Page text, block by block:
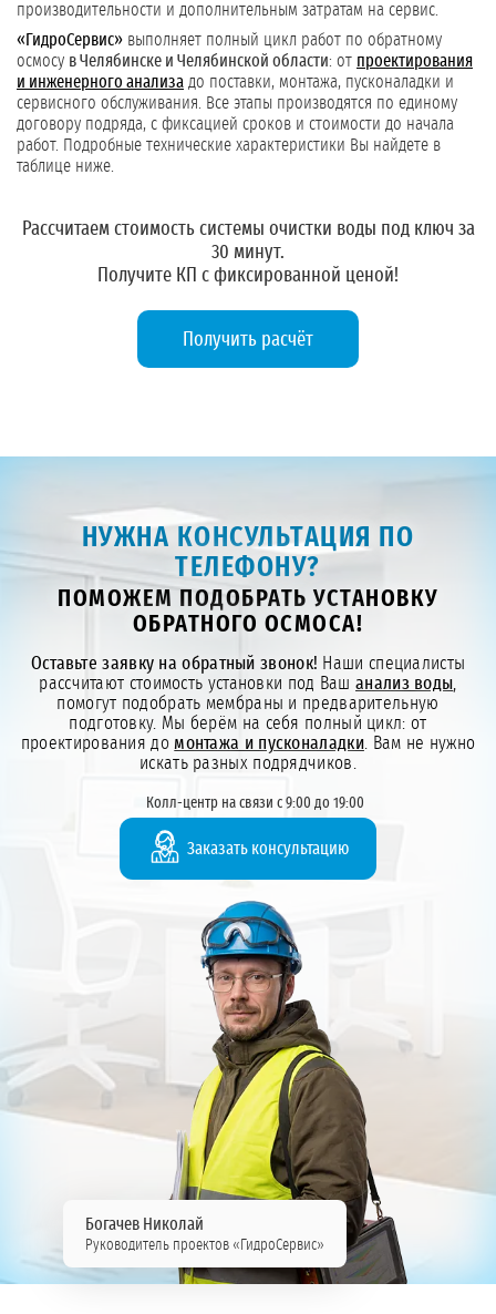
производительности и дополнительным затратам на сервис.
«ГидроСервис» выполняет полный цикл работ по обратному
осмосу в Челябинске и Челябинской области: от проектирования
и инженерного анализа до поставки, монтажа, пусконаладки и
сервисного обслуживания. Все этапы производятся по единому
договору подряда, с фиксацией сроков и стоимости до начала
работ. Подробные технические характеристики Вы найдете в
таблице ниже.
Рассчитаем стоимость системы очистки воды под ключ за
30 минут.
Получите КП с фиксированной ценой!
Получить расчёт
НУЖНА КОНСУЛЬТАЦИЯ ПО
ТЕЛЕФОНУ?
ПОМОЖЕМ ПОДОБРАТЬ УСТАНОВКУ
ОБРАТНОГО ОСМОСА!
Оставьте заявку на обратный звонок! Наши специалисты
рассчитают стоимость установки под Вашанализ воды
помогут подобрать мембраны и предварительную
подготовку. Мы берём на себя полный цикл: от
проектирования до монтажа и пусконаладки. Вам не нужно
искать разных подрядчиков.
Колл-центр на связи с 9:00 до 19:00
Заказать консультацию
Богачев Николай
Руководитель проектов «ГидроСервис»